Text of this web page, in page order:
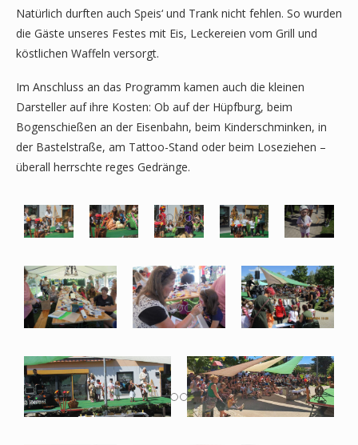
Natürlich durften auch Speis‘ und Trank nicht fehlen. So wurden
die Gäste unseres Festes mit Eis, Leckereien vom Grill und
köstlichen Waffeln versorgt.
Im Anschluss an das Programm kamen auch die kleinen
Darsteller auf ihre Kosten: Ob auf der Hüpfburg, beim
Bogenschießen an der Eisenbahn, beim Kinderschminken, in
der Bastelstraße, am Tattoo-Stand oder beim Loseziehen –
überall herrschte reges Gedränge.